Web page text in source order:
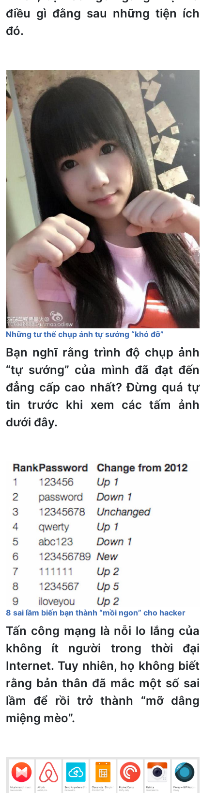
điều gì đằng sau những tiện ích
đó.
Những tư thế chụp ảnh tự sướng “khó đỡ”
Bạn nghĩ rằng trình độ chụp ảnh
“tự sướng” của mình đã đạt đến
đẳng cấp cao nhất? Đừng quá tự
tin trước khi xem các tấm ảnh
dưới đây.
8 sai lầm biến bạn thành “mồi ngon” cho hacker
Tấn công mạng là nỗi lo lắng của
không ít người trong thời đại
Internet. Tuy nhiên, họ không biết
rằng bản thân đã mắc một số sai
lầm để rồi trở thành “mỡ dâng
miệng mèo”.